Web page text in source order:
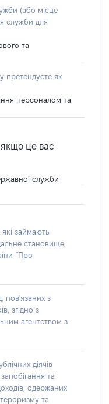
(або місце
служби для
та
претендуєте як
персоналом та
якщо це вас
служби
займають
становище,
“Про
пов'язаних з
згідно з
агентством з
діячів
та
одержаних
та